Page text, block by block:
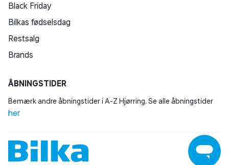
Black Friday
Bilkas fødselsdag
Restsalg
Brands
ÅBNINGSTIDER
Bemærk andre åbningstider i A-Z Hjørring. Se alle åbningstider
her